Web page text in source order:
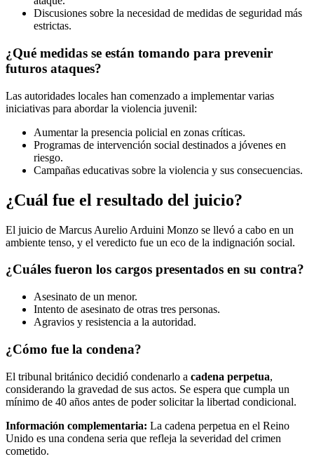
Discusiones sobre la necesidad de medidas de seguridad más
estrictas.
¿Qué medidas se están tomando para prevenir
futuros ataques?
Las autoridades locales han comenzado a implementar varias
iniciativas para abordar la violencia juvenil:
Aumentar la presencia policial en zonas críticas.
Programas de intervención social destinados a jóvenes en
riesgo.
Campañas educativas sobre la violencia y sus consecuencias.
¿Cuál fue el resultado del juicio?
El juicio de Marcus Aurelio Arduini Monzo se llevó a cabo en un
ambiente tenso, y el veredicto fue un eco de la indignación social.
¿Cuáles fueron los cargos presentados en su contra?
Asesinato de un menor.
Intento de asesinato de otras tres personas.
Agravios y resistencia a la autoridad.
¿Cómo fue la condena?
El tribunal británico decidió condenarlo a cadena perpetua,
considerando la gravedad de sus actos. Se espera que cumpla un
mínimo de 40 años antes de poder solicitar la libertad condicional.
Información complementaria: La cadena perpetua en el Reino
Unido es una condena seria que refleja la severidad del crimen
cometido.